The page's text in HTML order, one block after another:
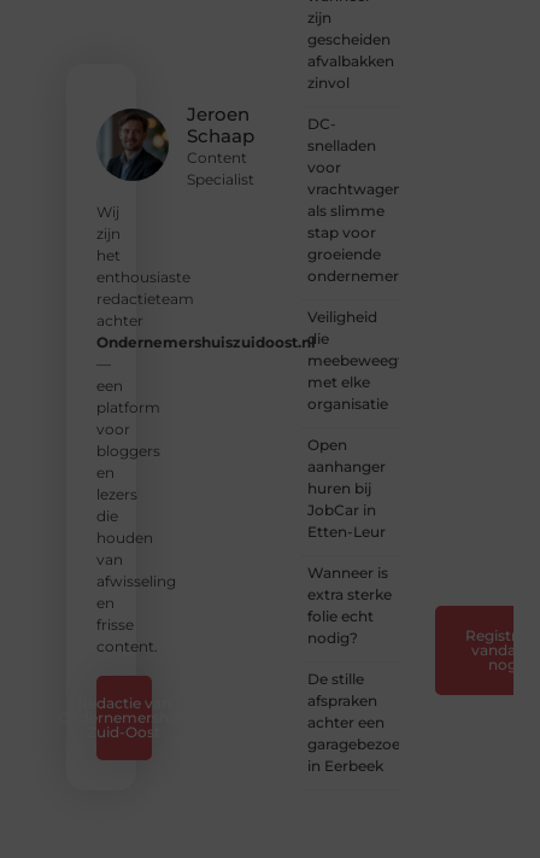
Jeroen
Schaap
Content
Specialist
Wij
zijn
het
enthousiaste
redactieteam
achter
Ondernemershuiszuidoost.nl
—
een
platform
voor
bloggers
en
lezers
die
houden
van
afwisseling
en
frisse
content.
Redactie van
Ondernemershuis
Zuid-Oost
zijn
gescheiden
afvalbakken
zinvol
DC-
snelladen
voor
vrachtwagens
als slimme
stap voor
groeiende
ondernemers
Veiligheid
die
meebeweegt
met elke
organisatie
Open
aanhanger
huren bij
JobCar in
Etten-Leur
Wanneer is
extra sterke
folie echt
nodig?
De stille
afspraken
achter een
garagebezoek
in Eerbeek
Registreer
vandaag
nog